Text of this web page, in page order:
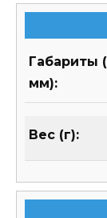
Габариты
мм):
Вес (г):